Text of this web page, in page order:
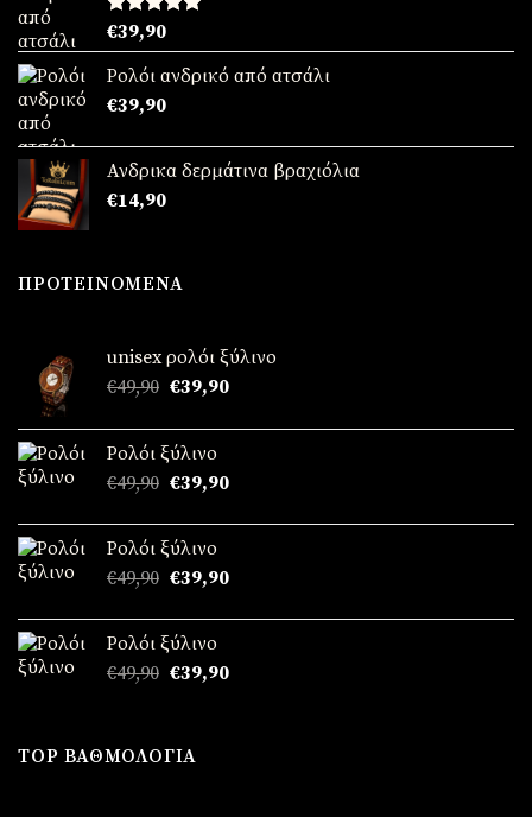
Βαθμολογήθηκε
με5.00
από 5
€39,90
Ρολόι ανδρικό από ατσάλι
€39,90
Ανδρικα δερμάτινα βραχιόλια
€14,90
ΠΡΟΤΕΙΝΌΜΕΝΑ
unisex ρολόι ξύλινο
€49,90 Original
was:
€49,90.
€39,90Η
τιμή
€39,90.
Ρολόι ξύλινο
€49,90 Original
was:
€49,90.
€39,90Η
τιμή
€39,90.
Ρολόι ξύλινο
€49,90 Original
was:
€49,90.
€39,90Η
τιμή
€39,90.
Ρολόι ξύλινο
€49,90 Original
€49,90.
€39,90Η
TOP ΒΑΘΜΟΛΟΓΊΑ